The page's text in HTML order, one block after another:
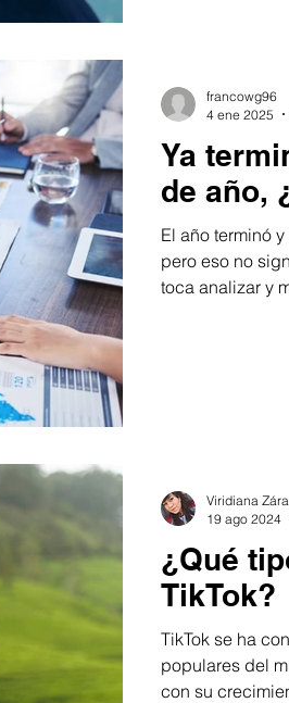
Ya
de año,
El año terminó
pero eso no
toca analizar y
francowg96
4 ene 2025
¿Qué
TikTok?
TikTok se ha
populares del
con su
Viridiana
19 ago 2024